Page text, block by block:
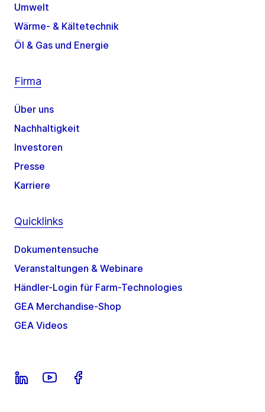
Umwelt
Wärme- & Kältetechnik
Öl & Gas und Energie
Firma
Über uns
Nachhaltigkeit
Investoren
Presse
Karriere
Quicklinks
Dokumentensuche
Veranstaltungen & Webinare
Händler-Login für Farm-Technologies
GEA Merchandise-Shop
GEA Videos